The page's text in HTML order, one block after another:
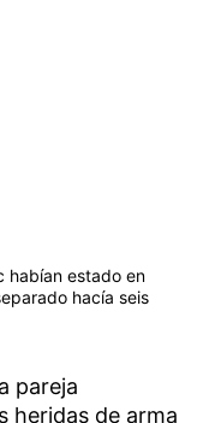
habían estado en
hacía seis
pareja
heridas de arma